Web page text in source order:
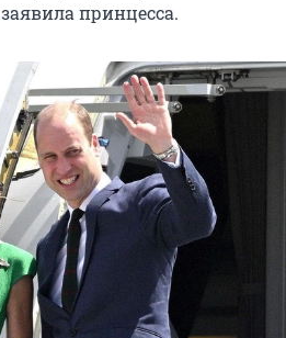
принцесса.